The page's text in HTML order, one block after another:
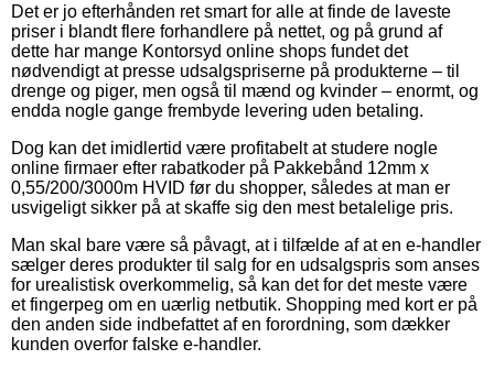
Det er jo efterhånden ret smart for alle at finde de laveste
priser i blandt flere forhandlere på nettet, og på grund af
dette har mange Kontorsyd online shops fundet det
nødvendigt at presse udsalgspriserne på produkterne – til
drenge og piger, men også til mænd og kvinder – enormt, og
endda nogle gange frembyde levering uden betaling.
Dog kan det imidlertid være profitabelt at studere nogle
online firmaer efter rabatkoder på Pakkebånd 12mm x
0,55/200/3000m HVID før du shopper, således at man er
usvigeligt sikker på at skaffe sig den mest betalelige pris.
Man skal bare være så påvagt, at i tilfælde af at en e-handler
sælger deres produkter til salg for en udsalgspris som anses
for urealistisk overkommelig, så kan det for det meste være
et fingerpeg om en uærlig netbutik. Shopping med kort er på
den anden side indbefattet af en forordning, som dækker
kunden overfor falske e-handler.